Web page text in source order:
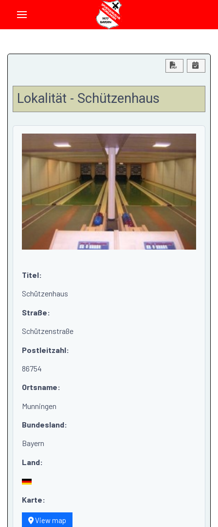
Download PDF
Lokalität - Schützenhaus
Titel:
Schützenhaus
Straße:
Schützenstraße
Postleitzahl:
86754
Ortsname:
Munningen
Bundesland:
Bayern
Land:
Karte:
View map